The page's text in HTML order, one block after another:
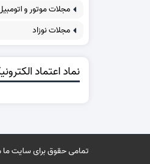
مجلات موتور و
مجلات نوزاد
نماد اعتماد
تمامی حقوق برای سایت